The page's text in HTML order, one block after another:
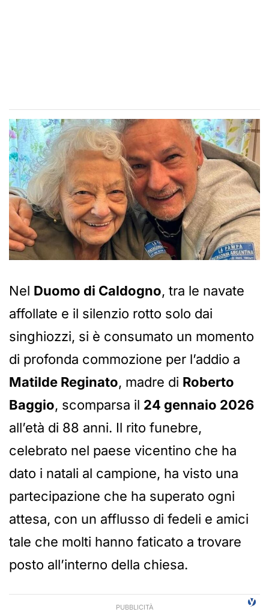
Nel Duomo di Caldogno, tra le navate
affollate e il silenzio rotto solo dai
singhiozzi, si è consumato un momento
di profonda commozione per l’addio a
Matilde Reginato, madre di Roberto
Baggio, scomparsa il 24 gennaio 2026
all’età di 88 anni. Il rito funebre,
celebrato nel paese vicentino che ha
dato i natali al campione, ha visto una
partecipazione che ha superato ogni
attesa, con un afflusso di fedeli e amici
tale che molti hanno faticato a trovare
posto all’interno della chiesa.